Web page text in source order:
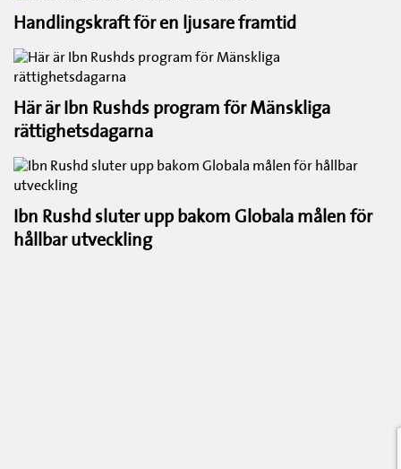
Handlingskraft för en ljusare framtid
Här är Ibn Rushds program för Mänskliga
rättighetsdagarna
Ibn Rushd sluter upp bakom Globala målen för
hållbar utveckling